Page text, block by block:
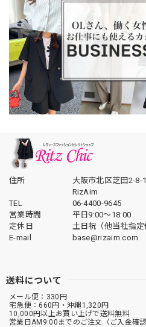
住所
大阪市北区芝田2-8-
RizAim
TEL
06-4400-9645
営業時間
平日9:00～18:00
定休日
土日祝（他当社指定
E-mail
base@rizaim.com
送料について
メール便：330円
宅急便：660円・沖縄1,320円
10,000円以上お買い上げで送料無料
営業日AM9:00までのご注文（ご入金確